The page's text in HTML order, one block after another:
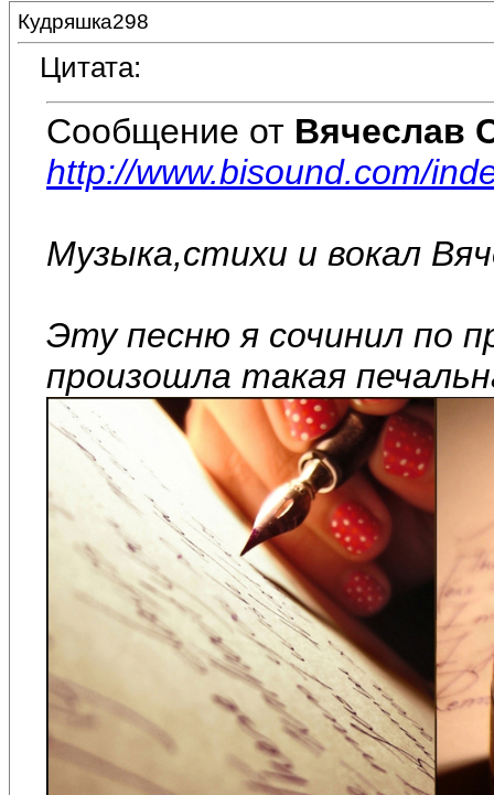
Кудряшка298
Цитата:
Сообщение от Вячеслав
http://www.bisound.com/
Музыка,стихи и вокал
Эту песню я сочинил по
произошла такая